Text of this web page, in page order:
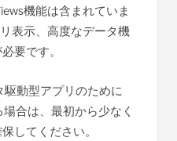
機能は含まれていま
表示、高度なデータ機
要です。
動型アプリのために
合は、最初から少なく
してください。